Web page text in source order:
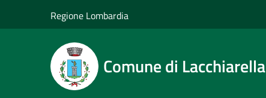
Regione Lombardia
Comune di Lacchiarella